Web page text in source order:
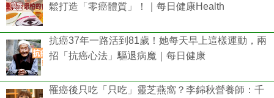
鬆打造「零癌體質」！｜每日健康Health
抗癌37年一路活到81歲！她每天早上這樣運動，兩
招「抗癌心法」驅退病魔｜每日健康
罹癌後只吃「只吃」靈芝燕窩？李錦秋營養師：千